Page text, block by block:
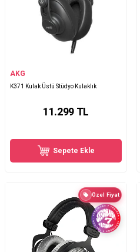
AKG
K371 Kulak Üstü Stüdyo Kulaklık
11.299TL
Sepete Ekle
Özel Fiyat